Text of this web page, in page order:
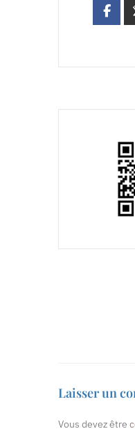
Laisser un
Vous devez être